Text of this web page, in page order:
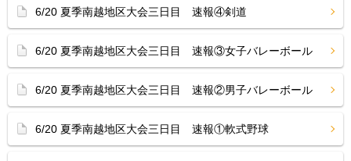
6/20 夏季南越地区大会三日目 速報④剣道
6/20 夏季南越地区大会三日目 速報③女子バレーボール
6/20 夏季南越地区大会三日目 速報②男子バレーボール
6/20 夏季南越地区大会三日目 速報①軟式野球